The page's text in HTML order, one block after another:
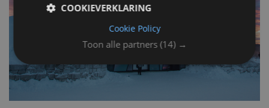
Toon alle partners (14) →
COOKIEVERKLARING
Cookie Policy